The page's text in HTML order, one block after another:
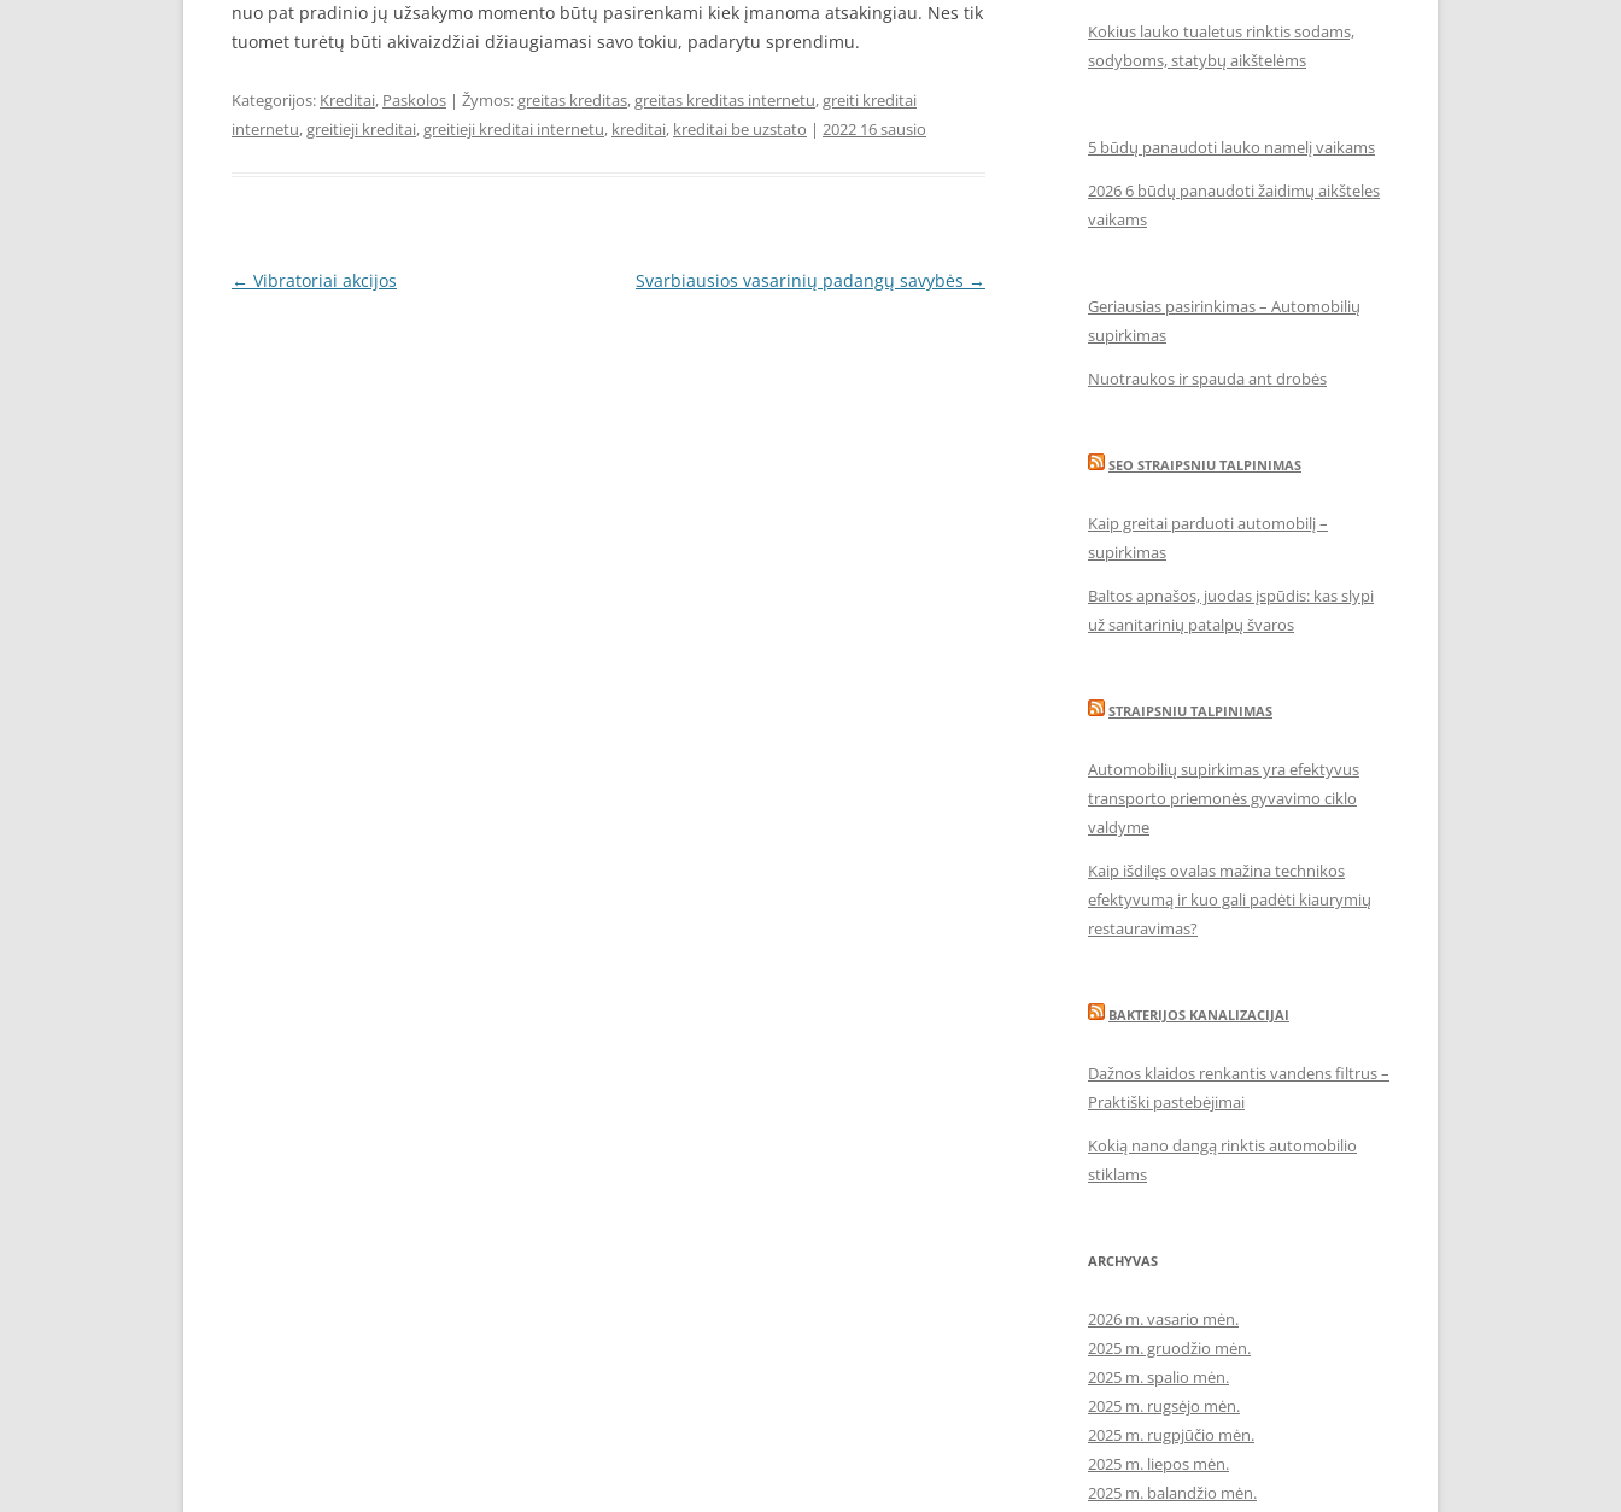
nuo pat pradinio jų užsakymo momento būtų pasirenkami kiek įmanoma atsakingiau. Nes tik
tuomet turėtų būti akivaizdžiai džiaugiamasi savo tokiu, padarytu sprendimu.
Kategorijos: Kreditai, Paskolos | Žymos:greitas kreditas,greitas kreditas internetu,greiti kreditai
internetu,greitieji kreditai,greitieji kreditai internetu, kreditai, kreditai be uzstato | 2022 16 sausio
Įrašo
← Vibratoriai akcijos Svarbiausios vasarinių padangų savybės →
Kokius lauko tualetus rinktis sodams,
sodyboms, statybų aikštelėms
5 būdų panaudoti lauko namelį vaikams
2026 6 būdų panaudoti žaidimų aikšteles
vaikams
Geriausias pasirinkimas – Automobilių
supirkimas
Nuotraukos ir spauda ant drobės
SEO STRAIPSNIU TALPINIMAS
Kaip greitai parduoti automobilį –
supirkimas
Baltos apnašos, juodas įspūdis: kas slypi
už sanitarinių patalpų švaros
STRAIPSNIU TALPINIMAS
Automobilių supirkimas yra efektyvus
transporto priemonės gyvavimo ciklo
valdyme
Kaip išdilęs ovalas mažina technikos
efektyvumą ir kuo gali padėti kiaurymių
restauravimas?
BAKTERIJOS KANALIZACIJAI
Dažnos klaidos renkantis vandens filtrus –
Praktiški pastebėjimai
Kokią nano dangą rinktis automobilio
stiklams
ARCHYVAS
2026 m. vasario mėn.
2025 m. gruodžio mėn.
2025 m. spalio mėn.
2025 m. rugsėjo mėn.
2025 m. rugpjūčio mėn.
2025 m. liepos mėn.
2025 m. balandžio mėn.